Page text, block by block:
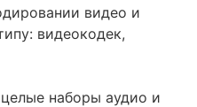
видео и
видеокодек,
наборы аудио и